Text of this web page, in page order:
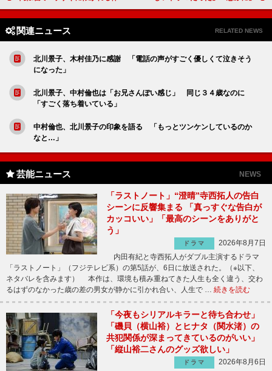
関連ニュース RELATED NEWS
北川景子、木村佳乃に感謝 「電話の声がすごく優しくて泣きそう
になった」
北川景子、中村倫也は「お兄さんぽい感じ」 同じ３４歳なのに
「すごく落ち着いている」
中村倫也、北川景子の印象を語る 「もっとツンケンしているのか
なと…」
芸能ニュース NEWS
「ラストノート」“澄晴”寺西拓人の告白
シーンに反響集まる 「真っすぐな告白が
カッコいい」「最高のシーンをありがと
う」
ドラマ
2026年8月7日
内田有紀と寺西拓人がダブル主演するドラマ
「ラストノート」（フジテレビ系）の第5話が、6日に放送された。（※以下、
ネタバレを含みます） 本作は、環境も積み重ねてきた人生も全く違う、交わ
るはずのなかった歳の差の男女が静かに引かれ合い、人生で … 続きを読む
「今夜もシリアルキラーと待ち合わせ」
「磯貝（横山裕）とヒナタ（関水渚）の
共犯関係が深まってきているのがいい」
「縦山裕二さんのグッズ欲しい」
ドラマ
2026年8月6日